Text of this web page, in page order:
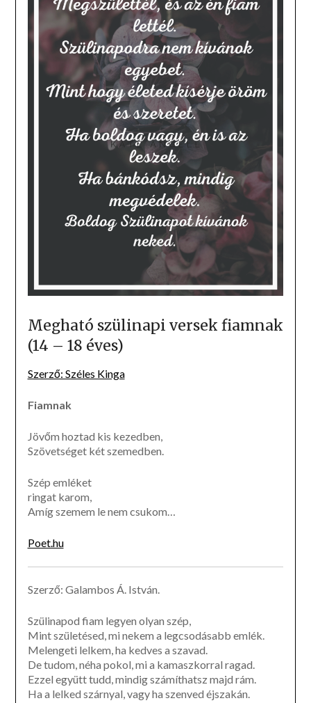
Megható szülinapi versek fiamnak
(14 – 18 éves)
Szerző: Széles Kinga
Fiamnak
Jövőm hoztad kis kezedben,
Szövetséget két szemedben.
Szép emléket
ringat karom,
Amíg szemem le nem csukom…
Poet.hu
Szerző: Galambos Á. István.
Szülinapod fiam legyen olyan szép,
Mint születésed, mi nekem a legcsodásabb emlék.
Melengeti lelkem, ha kedves a szavad.
De tudom, néha pokol, mi a kamaszkorral ragad.
Ezzel együtt tudd, mindig számíthatsz majd rám.
Ha a lelked szárnyal, vagy ha szenved éjszakán.